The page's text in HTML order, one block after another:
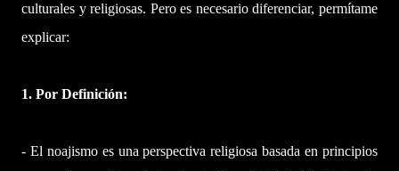
culturales y religiosas. Pero es necesario diferenciar, permítame
explicar:
1. Por Definición:
- El noajismo es una perspectiva religiosa basada en principios